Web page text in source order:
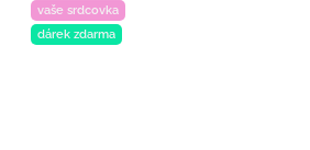
vaše srdcovka
dárek zdarma